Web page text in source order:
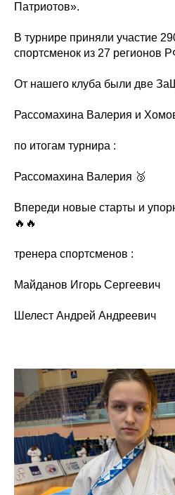
Патриотов».
В турнире приняли участие
спортсменок из 27 регионов
От нашего клуба были две
Рассомахина Валерия и
по итогам турнира :
Рассомахина Валерия 🥉
Впереди новые старты и
🔥🔥
тренера спортсменов :
Майданов Игорь Сергеевич
Шелест Андрей Андреевич